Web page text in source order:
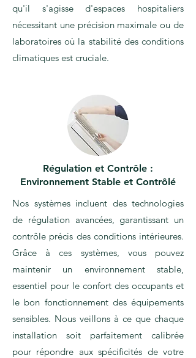
qu'il s'agisse d'espaces hospitaliers
nécessitant une précision maximale ou de
laboratoires où la stabilité des conditions
climatiques est cruciale.
Régulation et Contrôle :
Environnement Stable et Contrôlé
Nos systèmes incluent des technologies
de régulation avancées, garantissant un
contrôle précis des conditions intérieures.
Grâce à ces systèmes, vous pouvez
maintenir un environnement stable,
essentiel pour le confort des occupants et
le bon fonctionnement des équipements
sensibles. Nous veillons à ce que chaque
installation soit parfaitement calibrée
pour répondre aux spécificités de votre